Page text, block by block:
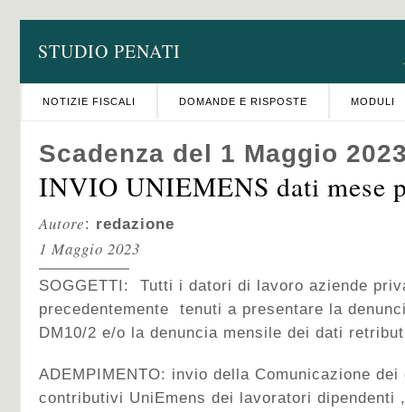
STUDIO PENATI
NOTIZIE FISCALI DOMANDE E RISPOSTE MODULI
Scadenza del 1 Maggio
INVIO UNIEMENS dati mese
Autore: redazione
1 Maggio 2023
SOGGETTI: Tutti i datori di lavoro aziende
precedentemente tenuti a presentare la
DM10/2 e/o la denuncia mensile dei dati
ADEMPIMENTO: invio della Comunicazione
contributivi UniEmens dei lavoratori dipendenti